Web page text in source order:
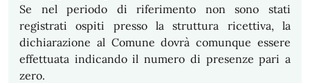
Se nel periodo di riferimento non sono stati
registrati ospiti presso la struttura ricettiva, la
dichiarazione al Comune dovrà comunque essere
effettuata indicando il numero di presenze pari a
zero.